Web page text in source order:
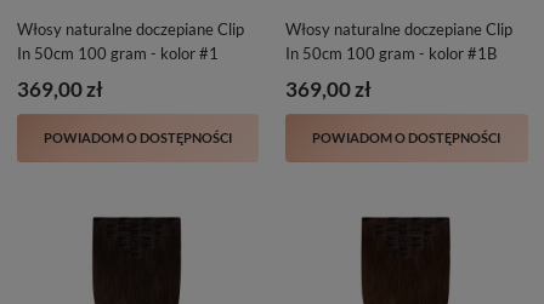
Włosy naturalne doczepiane Clip
In 50cm 100 gram - kolor #1
369,00 zł
POWIADOM O DOSTĘPNOŚCI
Włosy naturalne doczepiane Clip
In 50cm 100 gram - kolor #1B
369,00 zł
POWIADOM O DOSTĘPNOŚCI